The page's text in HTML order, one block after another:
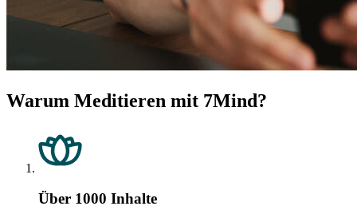
Warum Meditieren mit 7Mind?
Über 1000 Inhalte